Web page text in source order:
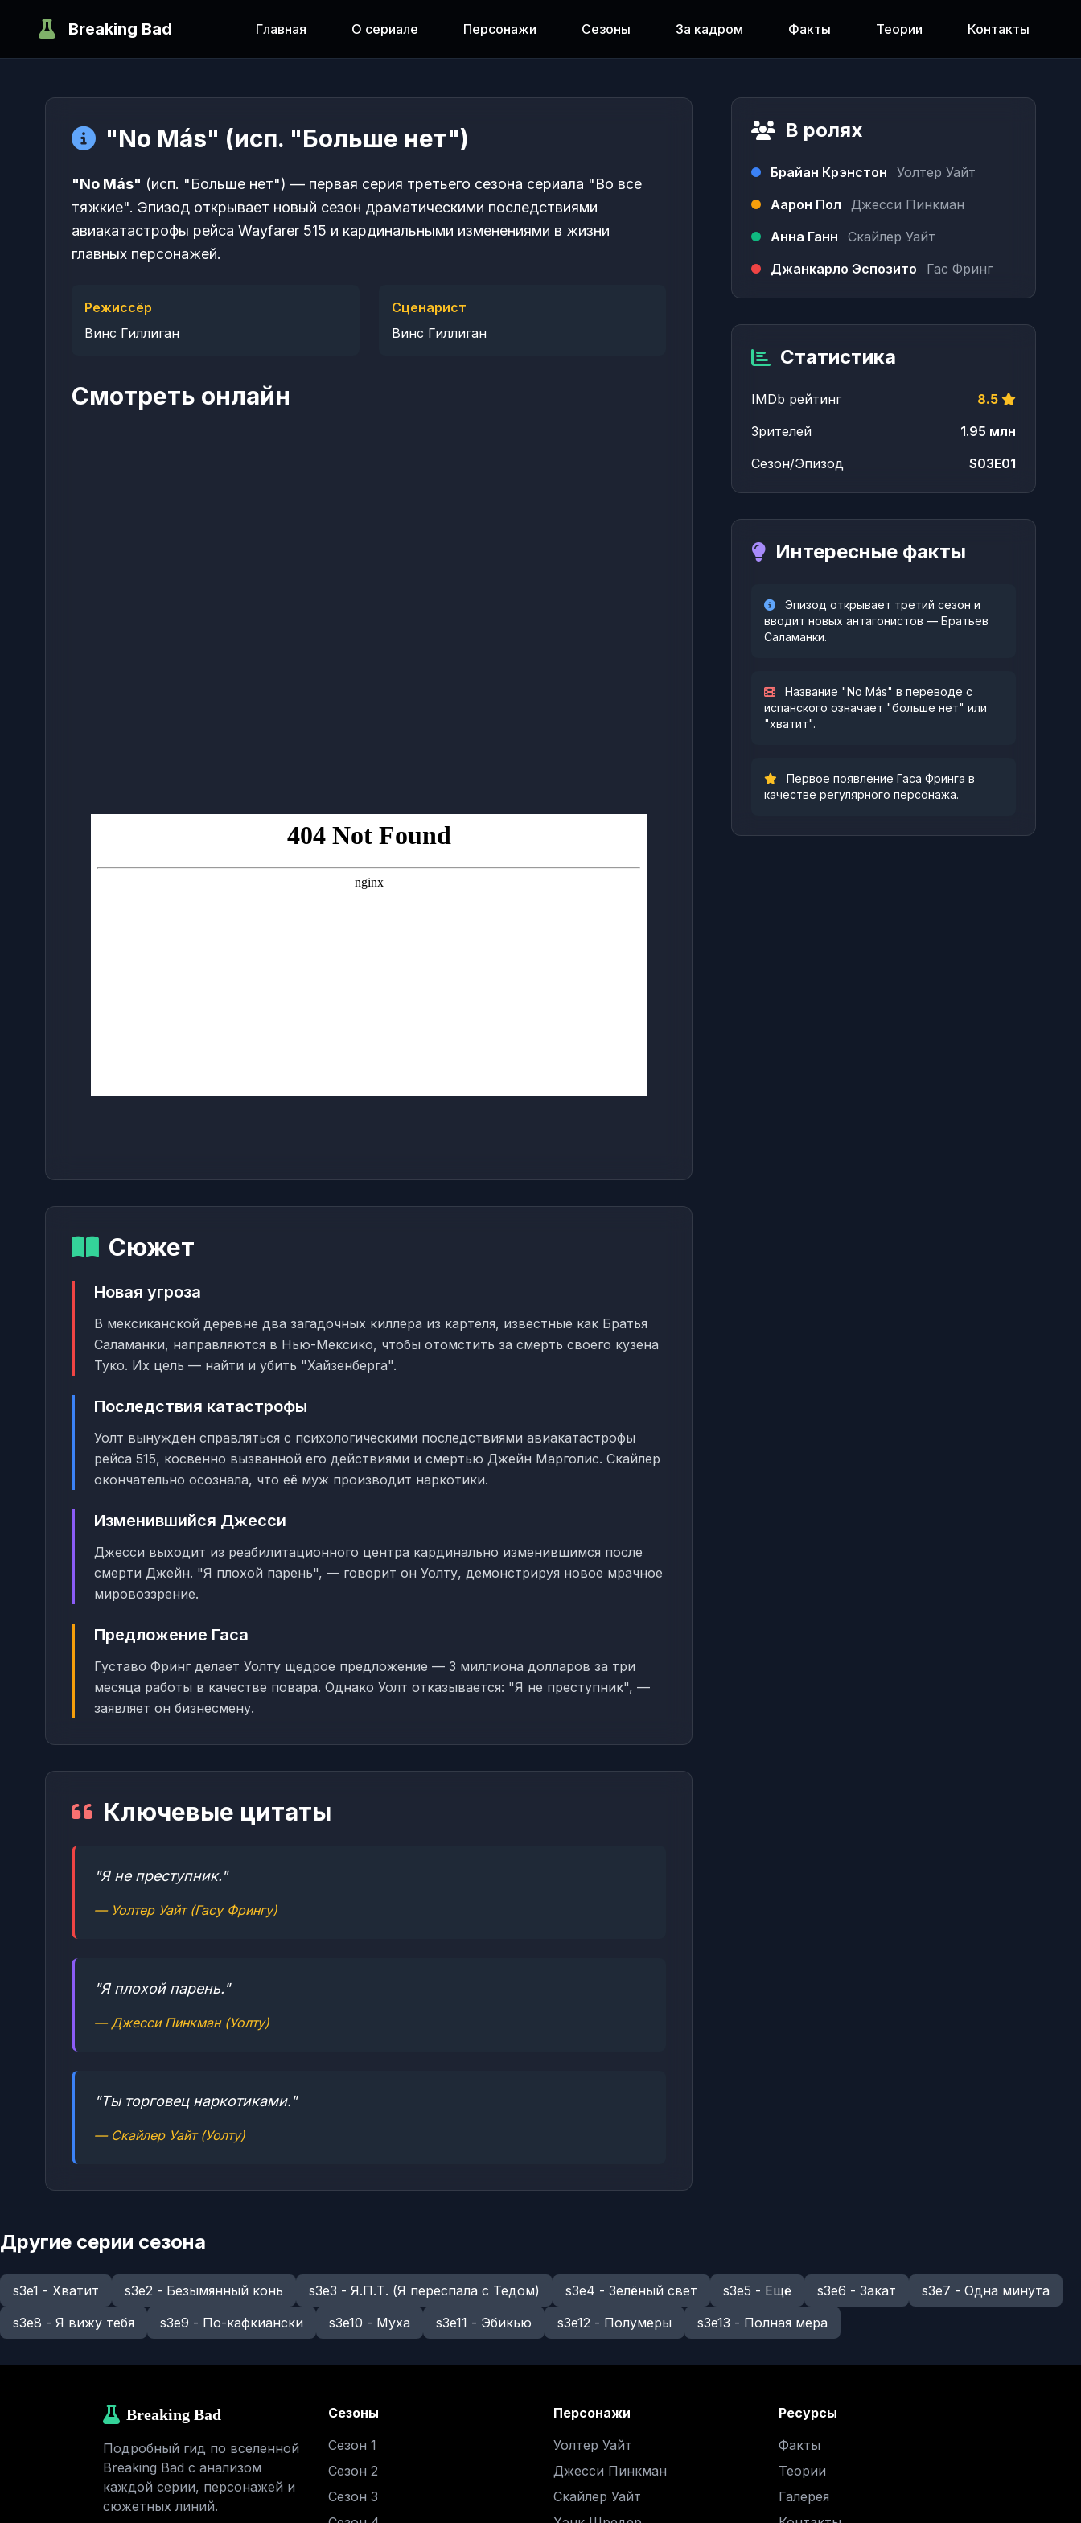
Breaking Bad Главная О сериале Персонажи Сезоны За кадром Факты Теории Контакты
"No Más" (исп. "Больше нет")
"No Más" (исп. "Больше нет") — первая серия третьего сезона сериала "Во все
тяжкие". Эпизод открывает новый сезон драматическими последствиями
авиакатастрофы рейса Wayfarer 515 и кардинальными изменениями в жизни
главных персонажей.
Режиссёр
Винс Гиллиган
Сценарист
Винс Гиллиган
Смотреть онлайн
Сюжет
Новая угроза
В мексиканской деревне два загадочных киллера из картеля, известные как Братья
Саламанки, направляются в Нью-Мексико, чтобы отомстить за смерть своего кузена
Туко. Их цель — найти и убить "Хайзенберга".
Последствия катастрофы
Уолт вынужден справляться с психологическими последствиями авиакатастрофы
рейса 515, косвенно вызванной его действиями и смертью Джейн Марголис. Скайлер
окончательно осознала, что её муж производит наркотики.
Изменившийся Джесси
Джесси выходит из реабилитационного центра кардинально изменившимся после
смерти Джейн. "Я плохой парень", — говорит он Уолту, демонстрируя новое мрачное
мировоззрение.
Предложение Гаса
Густаво Фринг делает Уолту щедрое предложение — 3 миллиона долларов за три
месяца работы в качестве повара. Однако Уолт отказывается: "Я не преступник", —
заявляет он бизнесмену.
Ключевые цитаты
"Я не преступник."
— Уолтер Уайт (Гасу Фрингу)
"Я плохой парень."
— Джесси Пинкман (Уолту)
"Ты торговец наркотиками."
— Скайлер Уайт (Уолту)
В ролях
Брайан Крэнстон
Уолтер Уайт
Аарон Пол
Джесси Пинкман
Анна Ганн
Скайлер Уайт
Джанкарло Эспозито
Гас Фринг
Статистика
IMDb рейтинг
8.5
Зрителей
1.95 млн
Сезон/Эпизод
S03E01
Интересные факты
Эпизод открывает третий сезон и
вводит новых антагонистов — Братьев
Саламанки.
Название "No Más" в переводе с
испанского означает "больше нет" или
"хватит".
Первое появление Гаса Фринга в
качестве регулярного персонажа.
Другие серии сезона
s3e1 - Хватит s3e2 - Безымянный конь s3e3 - Я.П.Т. (Я переспала с Тедом) s3e4 - Зелёный свет s3e5 - Ещё s3e6 - Закат
s3e7 - Одна минута
s3e8 - Я вижу тебя
s3e9 - По-кафкиански s3e10 - Муха s3e11 - Эбикью s3e12 - Полумеры s3e13 - Полная мера
Breaking Bad
Подробный гид по вселенной
Breaking Bad с анализом
каждой серии, персонажей и
сюжетных линий.
Сезоны
Сезон 1
Сезон 2
Сезон 3
Персонажи
Уолтер Уайт
Джесси Пинкман
Скайлер Уайт
Ресурсы
Факты
Теории
Галерея